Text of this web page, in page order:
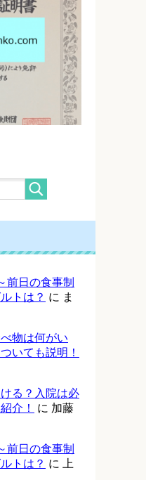
前日の食事制
トは？ に ま
物は何がい
いても説明！
る？入院は必
介！
に 加藤
前日の食事制
トは？ に
上